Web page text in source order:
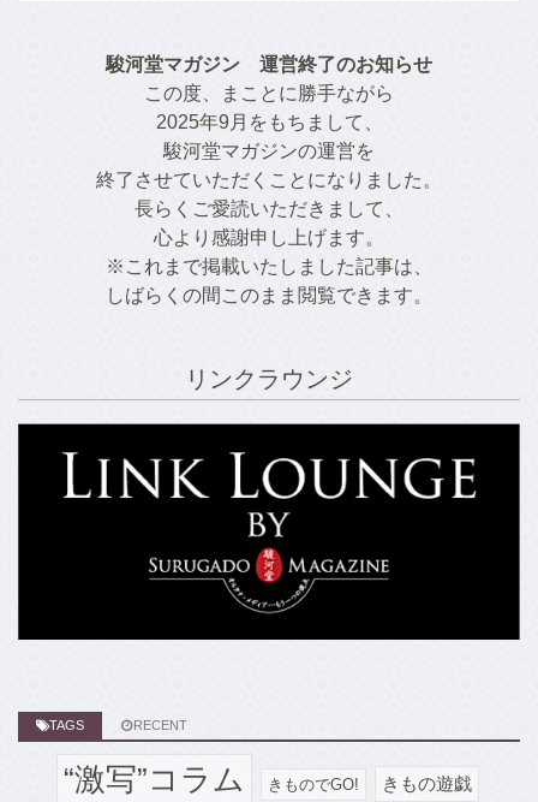
駿河堂マガジン　運営終了のお知らせ
この度、まことに勝手ながら
2025年9月をもちまして、
駿河堂マガジンの運営を
終了させていただくことになりました。
長らくご愛読いただきまして、
心より感謝申し上げます。
※これまで掲載いたしました記事は、
しばらくの間このまま閲覧できます。
リンクラウンジ
TAGS RECENT
“激写”コラム きものでGO! きもの遊戯